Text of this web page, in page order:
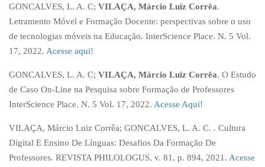
GONCALVES, L. A. C; VILAÇA, Márcio Luiz Corrêa.
Letramento Móvel e Formação Docente: perspectivas sobre o uso
de tecnologias móveis na Educação. InterScience Place. N. 5 Vol.
17, 2022. Acesse aqui!
GONCALVES, L. A. C; VILAÇA, Márcio Luiz Corrêa. O Estudo
de Caso On-Line na Pesquisa sobre Formação de Professores
InterScience Place. N. 5 Vol. 17, 2022. Acesse Aqui!
VILAÇA, Márcio Luiz Corrêa; GONCALVES, L. A. C. . Cultura
Digital E Ensino De Línguas: Desafios Da Formação De
Professores. REVISTA PHILOLOGUS, v. 81, p. 894, 2021. Acesse